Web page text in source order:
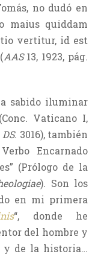
no dudó en
maius quiddam
vertitur, id est
AAS13, 1923, pág.
sabido iluminar
Vaticano I,
DS. 3016), también
Encarnado
(Prólogo de la
). Son los
en mi primera
“, donde he
del hombre y
y de la historia…